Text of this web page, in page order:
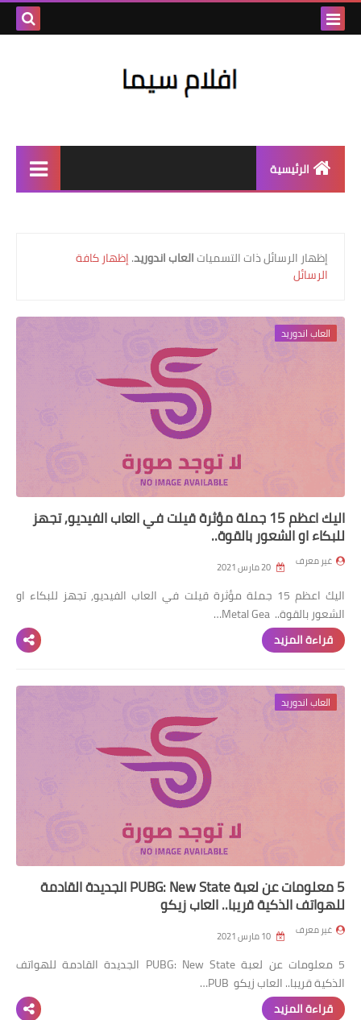
الرئيسية
العاب مغامرات
العاب حرب
العاب طخ
العاب بلاي ستيشن
العاب كمبيوتر
‏إظهار الرسائل ذات التسمياتالعاب اندوريد.إظهار كافة
الرسائل
العاب اندوريد
اليك اعظم 15 جملة مؤثرة قيلت في العاب الفيديو, تجهز
للبكاء او الشعور بالقوة..
غير معرف
اليك اعظم 15 جملة مؤثرة قيلت في العاب الفيديو, تجهز للبكاء او
الشعور بالقوة.. Metal Gea…
قراءة المزيد
العاب اندوريد
5 معلومات عن لعبة PUBG: New State الجديدة القادمة
للهواتف الذكية قريبا.. العاب زيكو
غير معرف
5 معلومات عن لعبة PUBG: New State الجديدة القادمة للهواتف
الذكية قريبا.. العاب زيكو PUB…
قراءة المزيد